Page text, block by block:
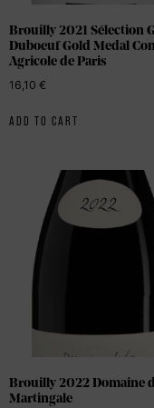
Brouilly 2021 Sélection
Duboeuf Gold Medal
Agricole de Paris
16,10 €
ADD TO CART
Brouilly 2022 Domaine
Martingale